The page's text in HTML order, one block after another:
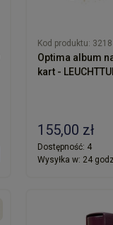
Kod produktu:
Optima album
155,00 zł
Dostępność: 4
Wysyłka w: 24